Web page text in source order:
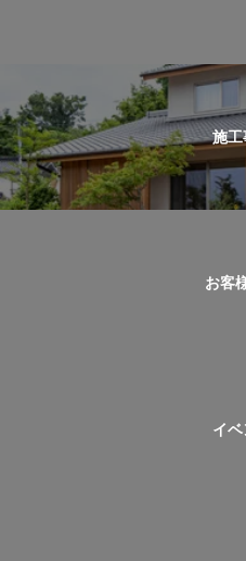
施工
お客
イベ